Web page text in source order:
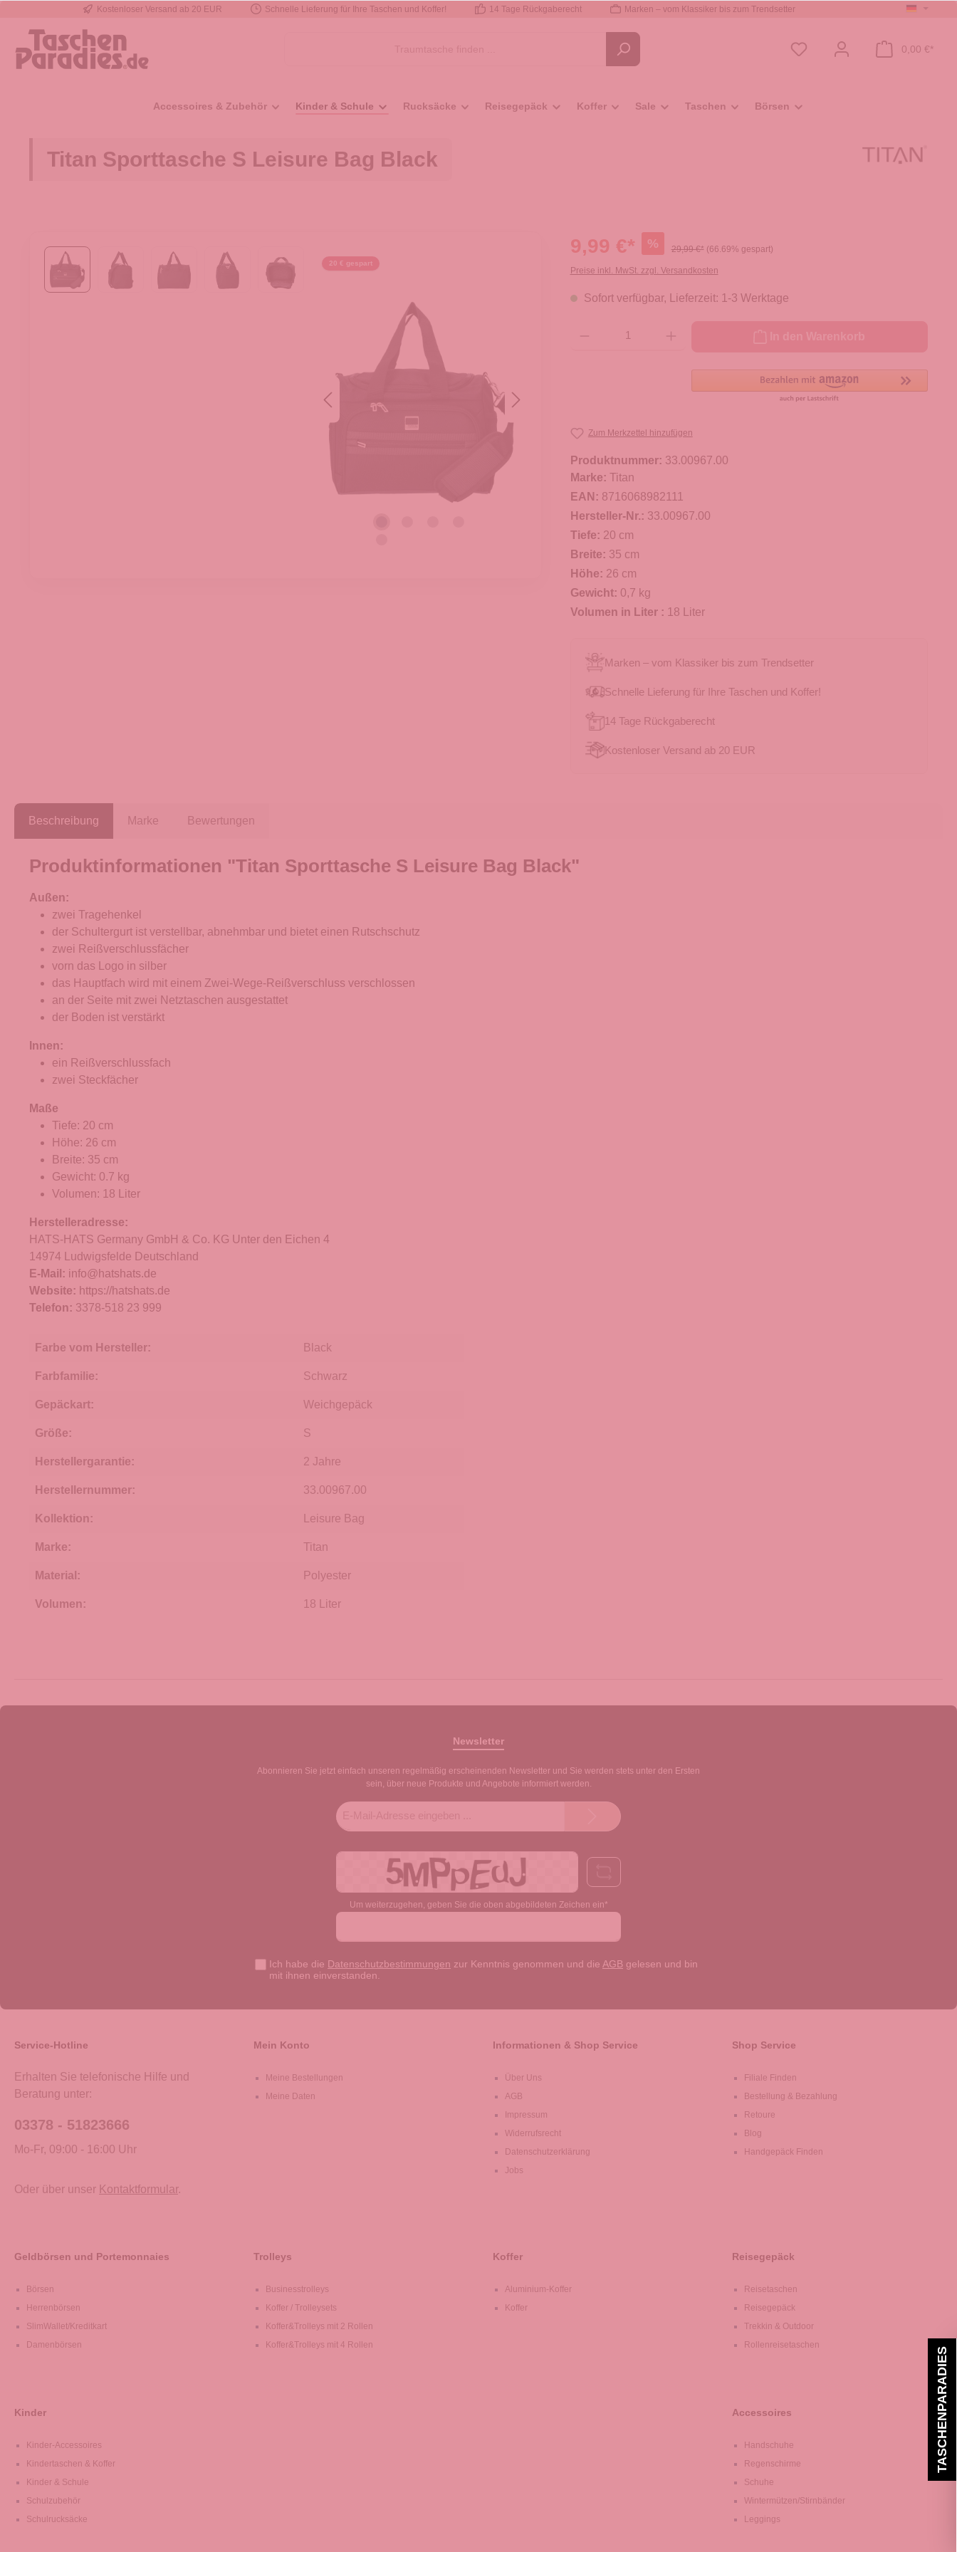
Zur Hauptnavigation springen
Kostenloser Versand ab 20 EUR Schnelle Lieferung für Ihre Taschen und Koffer! 14 Tage Rückgaberecht Marken – vom Klassiker bis zum Trendsetter
0,00 €*
Accessoires & Zubehör Kinder & Schule Rucksäcke Reisegepäck Koffer Sale Taschen Börsen
Titan Sporttasche S Leisure Bag Black
20 € gespart
9,99 €* % 29,99 €* (66.69% gespart)
Preise inkl. MwSt. zzgl. Versandkosten
Sofort verfügbar, Lieferzeit: 1-3 Werktage
Zum Merkzettel hinzufügen
Produktnummer: 33.00967.00
Marke: Titan
EAN: 8716068982111
Hersteller-Nr.: 33.00967.00
Tiefe: 20 cm
Breite: 35 cm
Höhe: 26 cm
Gewicht: 0,7 kg
Volumen in Liter : 18 Liter
Marken – vom Klassiker bis zum Trendsetter
Schnelle Lieferung für Ihre Taschen und Koffer!
14 Tage Rückgaberecht
Kostenloser Versand ab 20 EUR
Beschreibung Marke Bewertungen
Produktinformationen "Titan Sporttasche S Leisure Bag Black"
Außen:
zwei Tragehenkel
der Schultergurt ist verstellbar, abnehmbar und bietet einen Rutschschutz
zwei Reißverschlussfächer
vorn das Logo in silber
das Hauptfach wird mit einem Zwei-Wege-Reißverschluss verschlossen
an der Seite mit zwei Netztaschen ausgestattet
der Boden ist verstärkt
Innen:
ein Reißverschlussfach
zwei Steckfächer
Maße
Tiefe: 20 cm
Höhe: 26 cm
Breite: 35 cm
Gewicht: 0.7 kg
Volumen: 18 Liter
Herstelleradresse:
HATS-HATS Germany GmbH & Co. KG Unter den Eichen 4
14974 Ludwigsfelde Deutschland
E-Mail: info@hatshats.de
Website: https://hatshats.de
Telefon: 3378-518 23 999
Farbe vom Hersteller: Black
Farbfamilie: Schwarz
Gepäckart: Weichgepäck
Größe: S
Herstellergarantie: 2 Jahre
Herstellernummer: 33.00967.00
Kollektion: Leisure Bag
Marke: Titan
Material: Polyester
Volumen: 18 Liter
Newsletter
Abonnieren Sie jetzt einfach unseren regelmäßig erscheinenden Newsletter und Sie werden stets unter den Ersten
sein, über neue Produkte und Angebote informiert werden.
Adresse*
Um weiterzugehen, geben Sie die oben abgebildeten Zeichen ein*
Ich habe die Datenschutzbestimmungen zur Kenntnis genommen und die AGB gelesen und bin
mit ihnen einverstanden.
Service-Hotline
Erhalten Sie telefonische Hilfe und
Beratung unter:
03378 - 51823666
Mo-Fr, 09:00 - 16:00 Uhr
Oder über unser Kontaktformular.
Mein Konto
Meine Bestellungen
Meine Daten
Informationen & Shop Service
Über Uns
AGB
Impressum
Widerrufsrecht
Datenschutzerklärung
Jobs
Shop Service
Filiale Finden
Bestellung & Bezahlung
Retoure
Blog
Handgepäck Finden
Geldbörsen und Portemonnaies
Börsen
Herrenbörsen
SlimWallet/Kreditkart
Damenbörsen
Trolleys
Businesstrolleys
Koffer / Trolleysets
Koffer&Trolleys mit 2 Rollen
Koffer&Trolleys mit 4 Rollen
Koffer
Aluminium-Koffer
Koffer
Reisegepäck
Reisetaschen
Reisegepäck
Trekkin & Outdoor
Rollenreisetaschen
Kinder
Kinder-Accessoires
Kindertaschen & Koffer
Kinder & Schule
Schulzubehör
Schulrucksäcke
Accessoires
Handschuhe
Regenschirme
Schuhe
Wintermützen/Stirnbänder
Leggings
TASCHENPARADIES